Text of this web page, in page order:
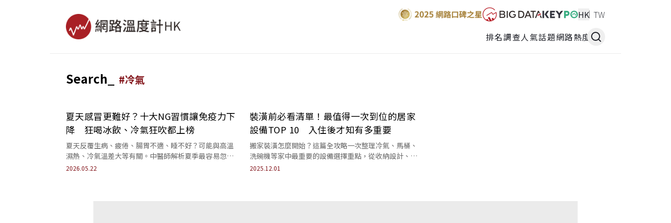
HK TW
排名調查人氣話題網路熱度
Search_ #冷氣
夏天感冒更難好？十大NG習慣讓免疫力下
降 狂喝冰飲、冷氣狂吹都上榜
夏天反覆生病、疲倦、腸胃不適、睡不好？可能與高溫
濕熱、冷氣溫差大等有關。中醫師解析夏季最容易忽略
的養生地雷，帶你一次看懂身體不適的真正原因。
2026.05.22
裝潢前必看清單！最值得一次到位的居家
設備TOP 10 入住後才知有多重要
搬家裝潢怎麼開始？這篇全攻略一次整理冷氣、馬桶、
洗碗機等家中最重要的設備選擇重點，從收納設計、照
明規劃到水電管線配置全面解析，輕鬆打造最實用的新
2025.12.01